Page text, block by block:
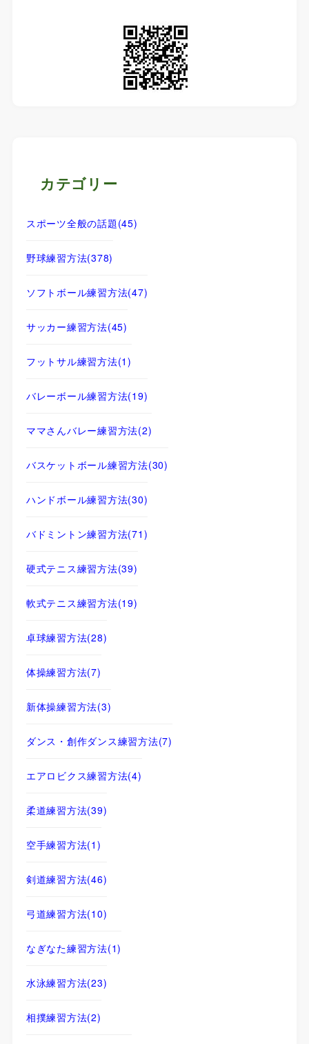
カテゴリー
スポーツ全般の話題(45)
野球練習方法(378)
ソフトボール練習方法(47)
サッカー練習方法(45)
フットサル練習方法(1)
バレーボール練習方法(19)
ママさんバレー練習方法(2)
バスケットボール練習方法(30)
ハンドボール練習方法(30)
バドミントン練習方法(71)
硬式テニス練習方法(39)
軟式テニス練習方法(19)
卓球練習方法(28)
体操練習方法(7)
新体操練習方法(3)
ダンス・創作ダンス練習方法(7)
エアロビクス練習方法(4)
柔道練習方法(39)
空手練習方法(1)
剣道練習方法(46)
弓道練習方法(10)
なぎなた練習方法(1)
水泳練習方法(23)
相撲練習方法(2)